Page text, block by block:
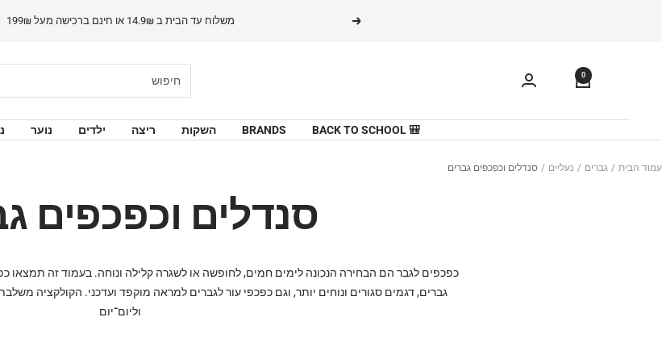
הקודם משלוח עד הבית ב 14.9₪ או חינם ברכישה מעל 199₪
0
נוער ילדים ריצה השקות BRANDS 🎒 BACK TO SCHOOL
עמוד הבית גברים נעליים סנדלים וכפכפים גברים
סנדלים וכפכפים
כפכפים לגבר הם הבחירה הנכונה לימים חמים, לחופשה או לשגרה קלילה ונוחה. בעמוד זה תמצאו
גברים, דגמים סגורים ונוחים יותר, וגם כפכפי עור לגברים למראה מוקפד ועדכני. הקולקציה
וליום־יום